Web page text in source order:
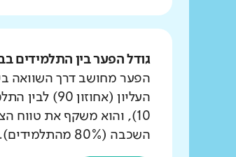
גודל הפער בין התלמידים
הפער מחושב דרך השוואה
העליון
10), והוא משקף את טווח
השכבה (80% מהתלמידים).